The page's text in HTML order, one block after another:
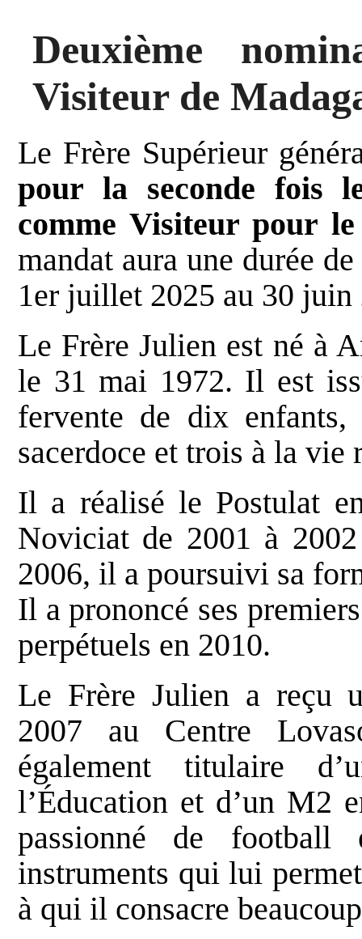
Deuxième
Visiteur de
Le Frère Supérieur
pour la seconde fois
comme Visiteur pour
mandat aura une durée
1er juillet 2025 au 30 juin
Le Frère Julien est né à
le 31 mai 1972. Il est
fervente de dix
sacerdoce et trois à la vie
Il a réalisé le Postulat
Noviciat de 2001 à
2006, il a poursuivi sa
Il a prononcé ses
perpétuels en 2010.
Le Frère Julien a reçu
2007 au Centre
également titulaire
l’Éducation et d’un M2
passionné de
instruments qui lui
à qui il consacre